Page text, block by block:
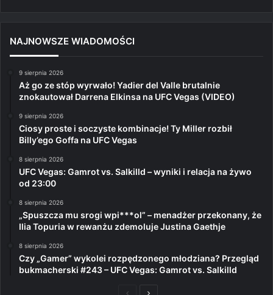
NAJNOWSZE WIADOMOŚCI
9 sierpnia 2026
Aż go ze stóp wyrwało! Yadier del Valle brutalnie
znokautował Darrena Elkinsa na UFC Vegas (VIDEO)
9 sierpnia 2026
Ciosy proste i soczyste kombinacje! Ty Miller rozbił
Billy’ego Goffa na UFC Vegas
8 sierpnia 2026
UFC Vegas: Gamrot vs. Salkilld – wyniki i relacja na żywo
od 23:00
8 sierpnia 2026
„Spuszcza mu srogi wpi***ol” – menadżer przekonany, że
Ilia Topuria w rewanżu zdemoluje Justina Gaethje
8 sierpnia 2026
Czy „Gamer” wykolei rozpędzonego młodziana? Przegląd
bukmacherski #243 – UFC Vegas: Gamrot vs. Salkilld
PoprzedniaNastępna